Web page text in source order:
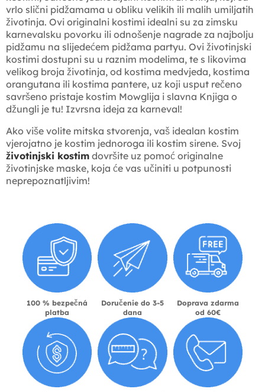
vrlo slični pidžamama u obliku velikih ili malih umiljatih
životinja. Ovi originalni kostimi idealni su za zimsku
karnevalsku povorku ili odnošenje nagrade za najbolju
pidžamu na slijedećem pidžama partyu. Ovi životinjski
kostimi dostupni su u raznim modelima, te s likovima
velikog broja životinja, od kostima medvjeda, kostima
orangutana ili kostima pantere, uz koji usput rečeno
savršeno pristaje kostim Mowglija i slavna Knjiga o
džungli je tu! Izvrsna ideja za karneval!
Ako više volite mitska stvorenja, vaš idealan kostim
vjerojatno je kostim jednoroga ili kostim sirene. Svoj
životinjski kostim dovršite uz pomoć originalne
životinjske maske, koja će vas učiniti u potpunosti
neprepoznatljivim!
100 % bezpečná
platba
Doručenie do 3-5
dana
Doprava zdarma
od 60€